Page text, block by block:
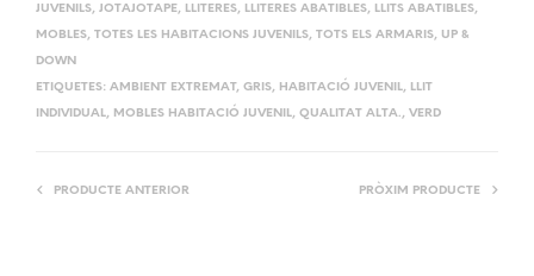
JUVENILS, JOTAJOTAPE, LLITERES, LLITERES ABATIBLES, LLITS ABATIBLES,
MOBLES, TOTES LES HABITACIONS JUVENILS, TOTS ELS ARMARIS, UP &
DOWN
ETIQUETES: AMBIENT EXTREMAT, GRIS, HABITACIÓ JUVENIL, LLIT
INDIVIDUAL, MOBLES HABITACIÓ JUVENIL, QUALITAT ALTA., VERD
PRODUCTE ANTERIOR PRÒXIM PRODUCTE